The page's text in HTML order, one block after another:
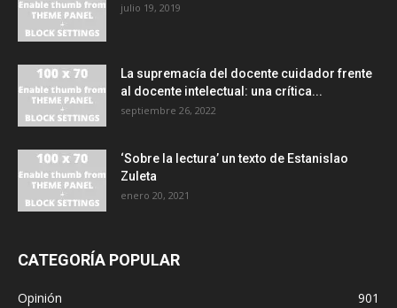
julio 19, 2019
La supremacía del docente cuidador frente
al docente intelectual: una crítica...
septiembre 26, 2022
‘Sobre la lectura’ un texto de Estanislao
Zuleta
enero 20, 2021
CATEGORÍA POPULAR
Opinión
901